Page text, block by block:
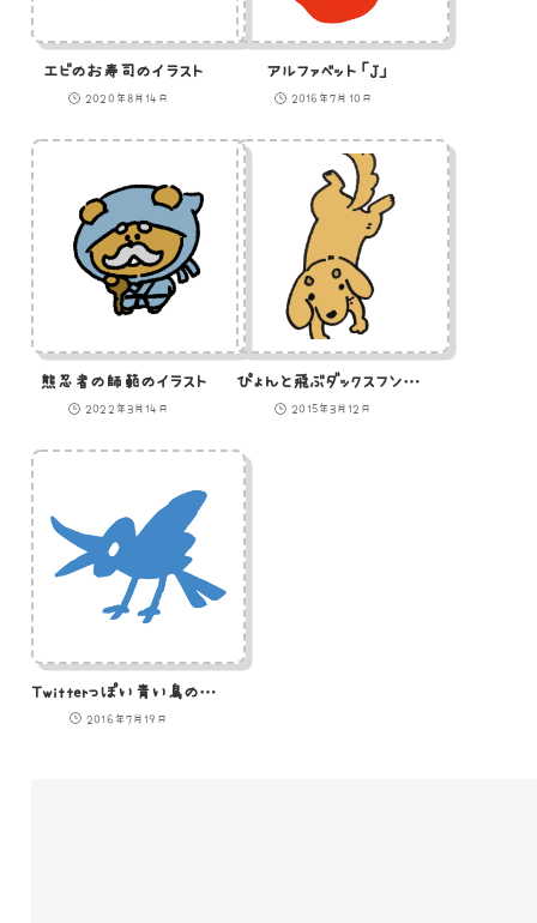
エビのお寿司のイラスト
2020年8月14日
アルファベット「J」
2016年7月10日
熊忍者の師範のイラスト
2022年3月14日
ぴょんと飛ぶダックスフントのイラスト
2015年3月12日
Twitterっぽい青い鳥のイラスト
2016年7月19日